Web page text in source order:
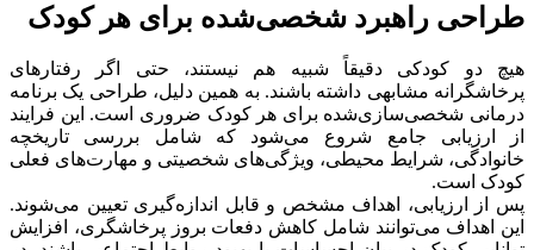
طراحی راهبرد شخصی‌شده برای هر کودک
هیچ دو کودکی دقیقاً شبیه هم نیستند، حتی اگر رفتارهای
پرخاشگرانه مشابهی داشته باشند. به همین دلیل، طراحی یک برنامه
درمانی شخصی‌سازی‌شده برای هر کودک ضروری است. این فرایند
از ارزیابی جامع شروع می‌شود که شامل بررسی تاریخچه
خانوادگی، شرایط محیطی، ویژگی‌های شخصیتی و مهارت‌های فعلی
کودک است.
پس از ارزیابی، اهداف مشخص و قابل اندازه‌گیری تعیین می‌شوند.
این اهداف می‌توانند شامل کاهش دفعات بروز پرخاشگری، افزایش